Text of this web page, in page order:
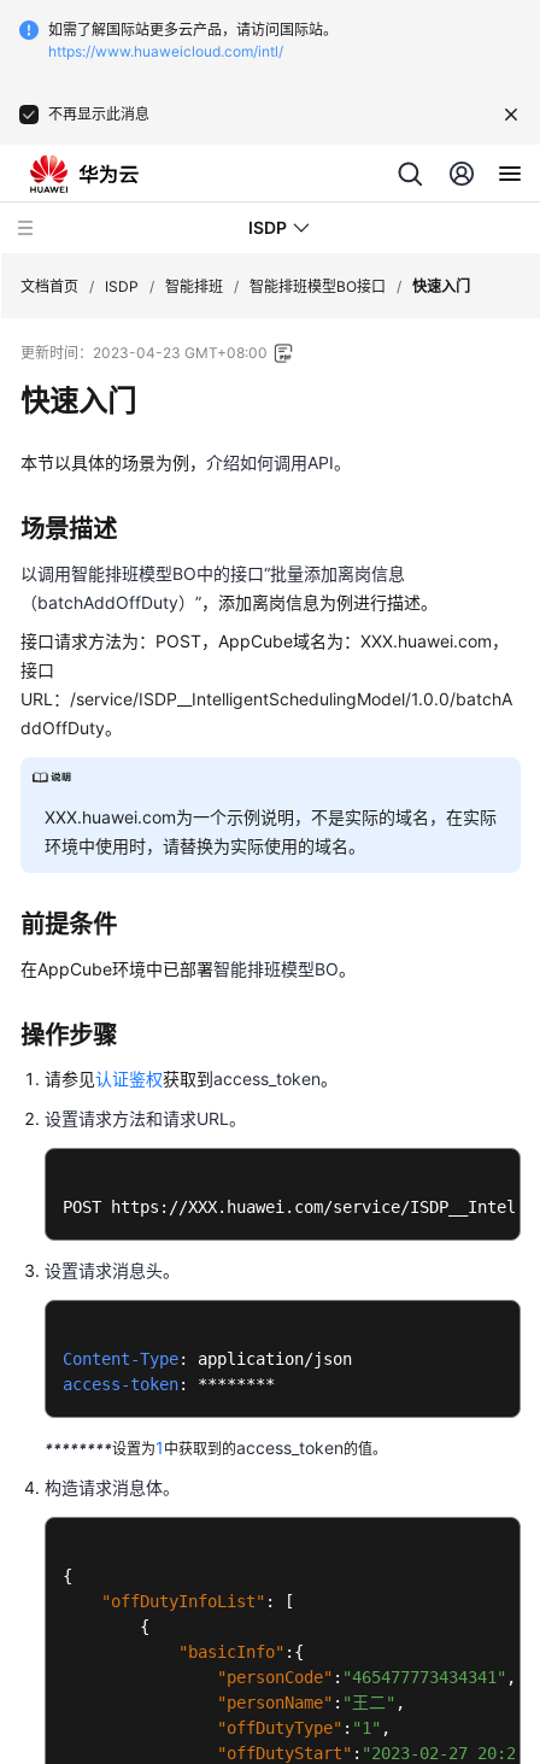
如需了解国际站更多云产品，请访问国际站。
https://www.huaweicloud.com/intl/
不再显示此消息
ISDP
最
新
动
户
南
API
考
常
见
题
二
开
指
能
排
班
智
班
二
开
发
智
能
模
文档首页 / ISDP / 智能排班 / 智能排班模型BO接口 / 快速入门
更新时间： 2023-04-23 GMT+08:00
快速入门
本节以具体的场景为例， 介绍如何调用API。
场景描述
以调用智能排班模型BO中的接口“批量添加离岗信息
（batchAddOffDuty）”，添加离岗信息为例进行描述。
接口请求方法为：POST，AppCube域名为： XXX.huawei.com，
接口
URL： /service/ISDP__IntelligentSchedulingModel/1.0.0/batchA
ddOffDuty。
XXX.huawei.com为一个示例说明，不是实际的域名，在实际
环境中使用时，请替换为实际使用的域名。
前提条件
在AppCube环境中已部署智能排班模型BO。
操作步骤
请参见认证鉴权获取到access_token。
设置请求方法和请求URL。
POST https://XXX.huawei.com/service/
设置请求消息头。
Content-Type
access-token: ********
********设置为1 中获取到的access_token的值。
构造请求消息体。
{
"offDutyInfoList" :
[
{
"basicInfo" : {
"personCode" : "465477773434341" ,
"personName" : "王二" ,
"offDutyType" : "1" ,
"offDutyStart" : "2023-02-27